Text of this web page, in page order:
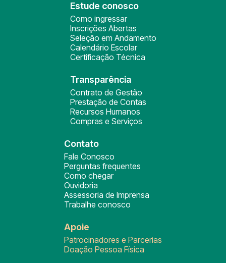
Estude conosco
Como ingressar
Inscrições Abertas
Seleção em Andamento
Calendário Escolar
Certificação Técnica
Transparência
Contrato de Gestão
Prestação de Contas
Recursos Humanos
Compras e Serviços
Contato
Fale Conosco
Perguntas frequentes
Como chegar
Ouvidoria
Assessoria de Imprensa
Trabalhe conosco
Apoie
Patrocinadores e Parcerias
Doação Pessoa Física